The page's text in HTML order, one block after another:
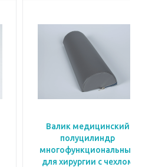
Валик медицинский
полуцилиндр
многофункциональный
для хирургии с чехлом